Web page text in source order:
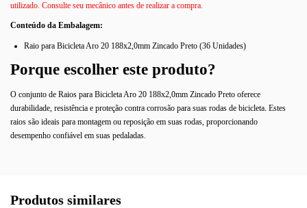
utilizado. Consulte seu mecânico antes de realizar a compra.
Conteúdo da Embalagem:
Raio para Bicicleta Aro 20 188x2,0mm Zincado Preto (36 Unidades)
Porque escolher este produto?
O conjunto de Raios para Bicicleta Aro 20 188x2,0mm Zincado Preto oferece
durabilidade, resistência e proteção contra corrosão para suas rodas de bicicleta. Estes
raios são ideais para montagem ou reposição em suas rodas, proporcionando
desempenho confiável em suas pedaladas.
Produtos similares